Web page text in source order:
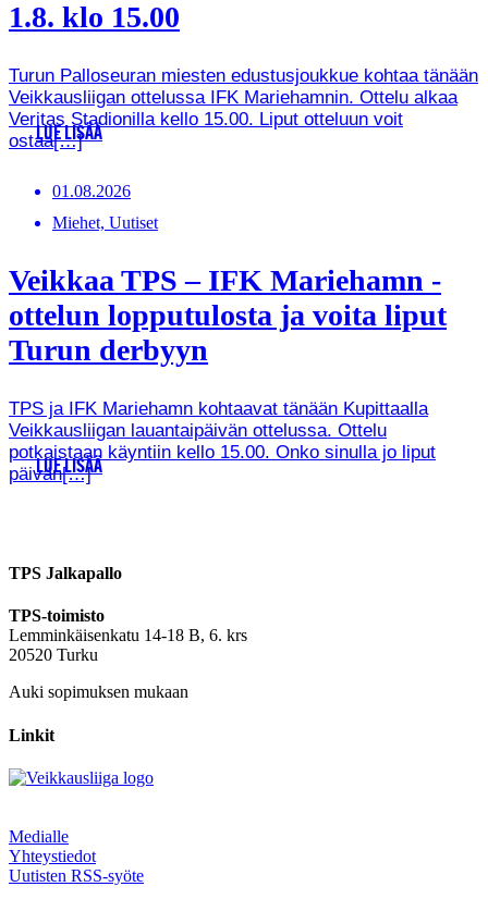
1.8. klo 15.00
Turun Palloseuran miesten edustusjoukkue kohtaa tänään
Veikkausliigan ottelussa IFK Mariehamnin. Ottelu alkaa
Veritas Stadionilla kello 15.00. Liput otteluun voit
ostaa[…]
LUE LISÄÄ
01.08.2026
Miehet, Uutiset
Veikkaa TPS – IFK Mariehamn -
ottelun lopputulosta ja voita liput
Turun derbyyn
TPS ja IFK Mariehamn kohtaavat tänään Kupittaalla
Veikkausliigan lauantaipäivän ottelussa. Ottelu
potkaistaan käyntiin kello 15.00. Onko sinulla jo liput
päivän[…]
LUE LISÄÄ
TPS Jalkapallo
TPS-toimisto
Lemminkäisenkatu 14-18 B, 6. krs
20520 Turku
Auki sopimuksen mukaan
Linkit
Medialle
Yhteystiedot
Uutisten RSS-syöte